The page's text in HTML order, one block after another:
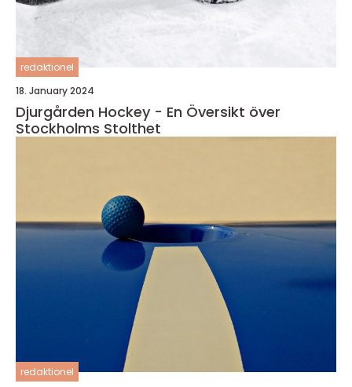
redaktionel
18. January 2024
Djurgården Hockey - En Översikt över
Stockholms Stolthet
redaktionel